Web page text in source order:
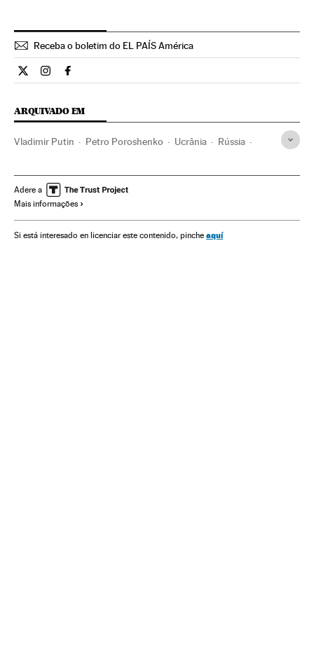
Receba o boletim do EL PAÍS América
Internacional El País Brasil en Twitter
Internacional El País Brasil en Instagram
Internacional El País Brasil en Facebook
ARQUIVADO EM
Vladimir Putin Petro Poroshenko Ucrânia Rússia
Europa Conflitos Fronteiras
Relações exteriores
Adere a
Mais informações
Si está interesado en licenciar este contenido, pinche aquí